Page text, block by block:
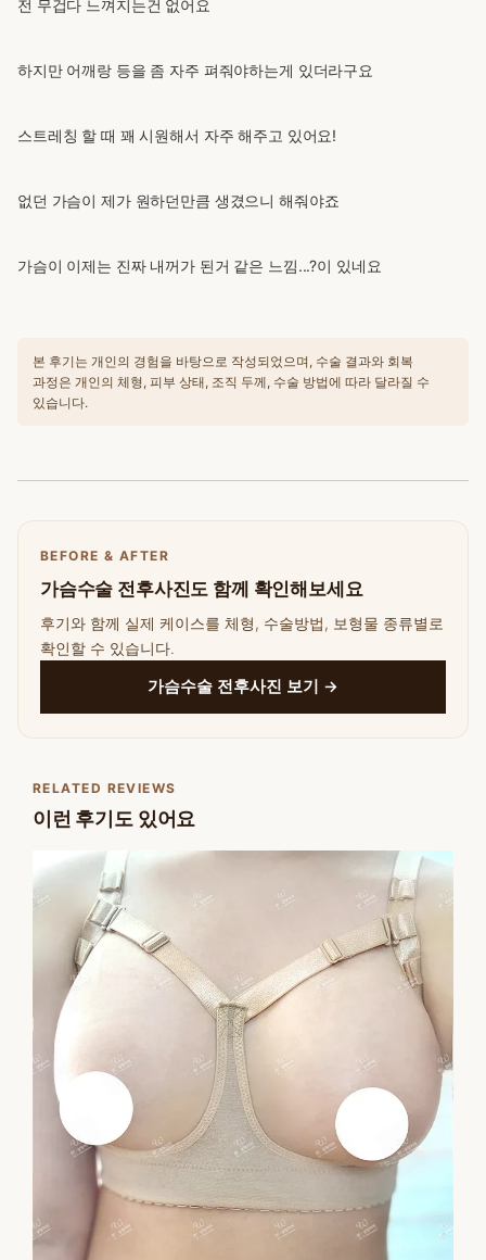
전 무겁다 느껴지는건 없어요
하지만 어깨랑 등을 좀 자주 펴줘야하는게 있더라구요
스트레칭 할 때 꽤 시원해서 자주 해주고 있어요!
없던 가슴이 제가 원하던만큼 생겼으니 해줘야죠
가슴이 이제는 진짜 내꺼가 된거 같은 느낌...?이 있네요
본 후기는 개인의 경험을 바탕으로 작성되었으며, 수술 결과와 회복
과정은 개인의 체형, 피부 상태, 조직 두께, 수술 방법에 따라 달라질 수
있습니다.
BEFORE & AFTER
가슴수술 전후사진도 함께 확인해보세요
후기와 함께 실제 케이스를 체형, 수술방법, 보형물 종류별로
확인할 수 있습니다.
가슴수술 전후사진 보기 →
RELATED REVIEWS
이런 후기도 있어요